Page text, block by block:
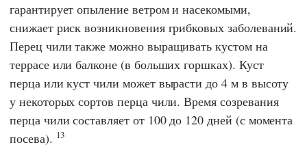
гарантирует опыление ветром и насекомыми,
снижает риск возникновения грибковых заболеваний.
Перец чили также можно выращивать кустом на
террасе или балконе (в больших горшках). Куст
перца или куст чили может вырасти до 4 м в высоту
у некоторых сортов перца чили. Время созревания
перца чили составляет от 100 до 120 дней (с момента
посева). 13